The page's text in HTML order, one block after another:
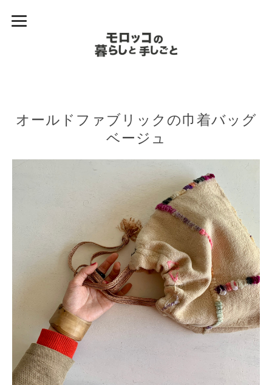
オールドファブリックの巾着バッグ
ベージュ